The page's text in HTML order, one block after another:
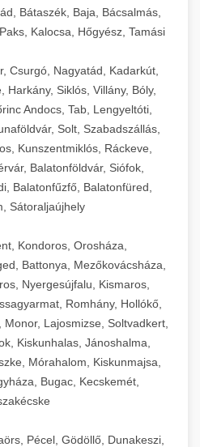
Bátaszék, Baja, Bácsalmás,
Kalocsa, Hőgyész, Tamási
Csurgó, Nagyatád, Kadarkút,
Harkány, Siklós, Villány, Bóly,
Andocs, Tab, Lengyeltóti,
Solt, Szabadszállás,
Kunszentmiklós, Ráckeve,
Balatonföldvár, Siófok,
Balatonfűzfő, Balatonfüred,
Sátoraljaújhely
Kondoros, Orosháza,
Battonya, Mezőkovácsháza,
Nyergesújfalu, Kismaros,
Romhány, Hollókő,
Lajosmizse, Soltvadkert,
Kiskunhalas, Jánoshalma,
Mórahalom, Kiskunmajsa,
Bugac, Kecskemét,
Pécel, Gödöllő, Dunakeszi,